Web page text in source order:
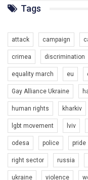
ГАУ є в 16 областях
Разом наш голос лунає
6/30/2017
Емоційний та
представляє
насильству проти
1.9K Просмотров • 226
Tags
attack campaign
crimea discrimination
equality march eu
Gay Alliance Ukraine
human rights kharkiv
lgbt movement lviv
odesa police pride
right sector russia
ukraine violence